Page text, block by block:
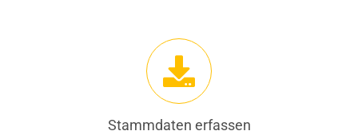
Stammdaten erfassen